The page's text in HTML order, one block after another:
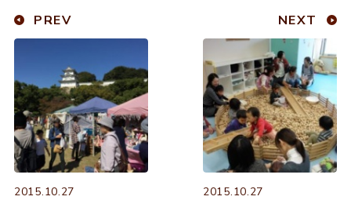
PREV
2015.10.27
NEXT
2015.10.27